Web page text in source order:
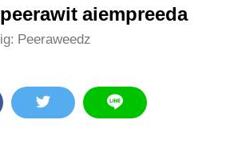
peerawit aiempreeda
ig: Peeraweedz